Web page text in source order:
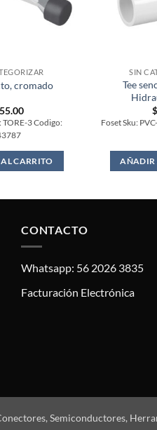
cromado
TORE-3 Codigo:
CARRITO
SIN
Tee
Foset Sku:
AÑADIR
CONTACTO
Whatsapp: 56 2026 3835
Facturación Electrónica
Semiconductores,